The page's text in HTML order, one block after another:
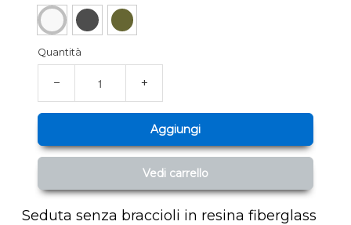
Quantità
− +
Aggiungi
Vedi carrello
Seduta senza braccioli in resina fiberglass